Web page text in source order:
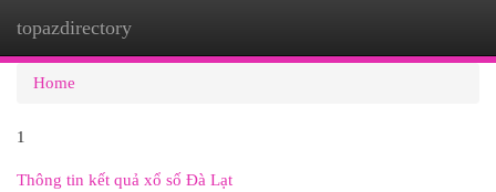
topazdirectory
Home
1
Thông tin kết quả xổ số Đà Lạt